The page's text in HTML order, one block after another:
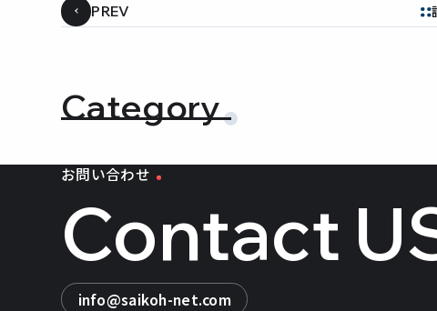
PREV
Category
お問い合わせ
Contact
info@saikoh-net.com